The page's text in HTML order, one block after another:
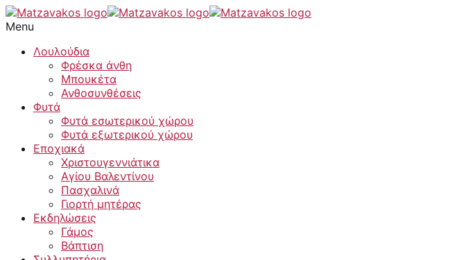
Μετάβαση
στο
περιεχόμενο
Menu
Λουλούδια
Φρέσκα άνθη
Μπουκέτα
Ανθοσυνθέσεις
Φυτά
Φυτά εσωτερικού χώρου
Φυτά εξωτερικού χώρου
Εποχιακά
Χριστουγεννιάτικα
Αγίου Βαλεντίνου
Πασχαλινά
Γιορτή μητέρας
Εκδηλώσεις
Γάμος
Βάπτιση
Τεχνητό
μπουκέτο
δίχρωμο
κόκκινο
νεραγκούλα
λίλιουμ
ποσότητα